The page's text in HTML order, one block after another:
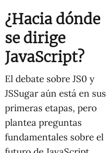
¿Hacia dónde
se dirige
JavaScript?
El debate sobre JS0 y
JSSugar aún está en sus
primeras etapas, pero
plantea preguntas
fundamentales sobre el